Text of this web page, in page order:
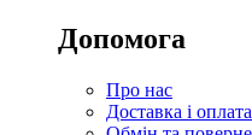
Допомога
Про нас
Доставка і оплата